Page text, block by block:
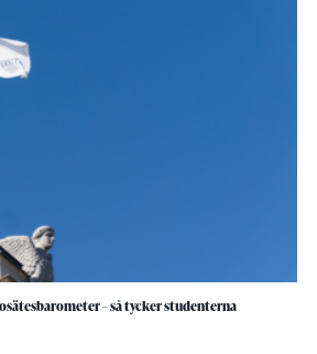
– så tycker studenterna